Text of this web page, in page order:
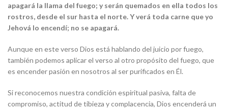
apagará la llama del fuego; y serán quemados en ella todos los
rostros, desde el sur hasta el norte. Y verá toda carne que yo
Jehová lo encendí; no se apagará.
Aunque en este verso Dios está hablando del juicio por fuego,
también podemos aplicar el verso al otro propósito del fuego, que
es encender pasión en nosotros al ser purificados en Él.
Si reconocemos nuestra condición espiritual pasiva, falta de
compromiso, actitud de tibieza y complacencia, Dios encenderá un